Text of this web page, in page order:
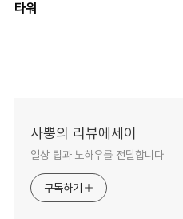
타워
사뿡의 리뷰에세이
일상 팁과 노하우를 전달합니다
구독하기